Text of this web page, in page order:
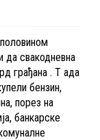
да свакодневна
грађана . Т ада
бензин,
порез на
банкарске